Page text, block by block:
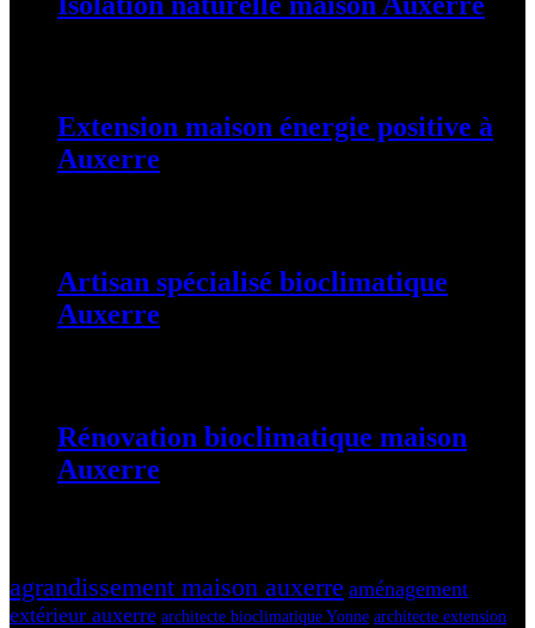
Extension maison énergie positive à
Auxerre
Artisan spécialisé bioclimatique
Auxerre
Rénovation bioclimatique maison
Auxerre
agrandissement maison auxerre aménagement
extérieur auxerre architecte bioclimatique Yonne architecte extension